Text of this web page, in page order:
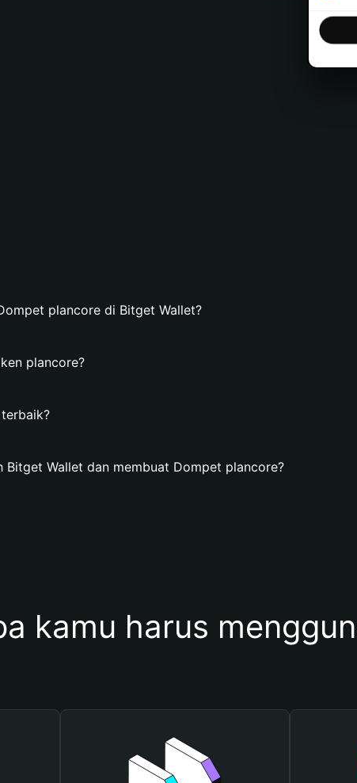
plancore di Bitget Wallet?
plancore?
Bitget Wallet dan membuat Dompet plancore?
kamu harus